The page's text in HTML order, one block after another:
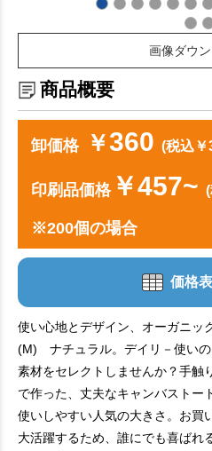
画像ダウ
商品概要
卸価格 ￥360 (税込￥
印刷品価格￥457~
※200個の場合
価格
使い心地とデザイン、オーガニッ
(M) ナチュラル。デイリ－使い
素材をセレクトしませんか？手触
で作った、丈夫なキャンバストー
使いしやすい人気の大きさ。お買
大活躍するため、誰にでも喜ばれ